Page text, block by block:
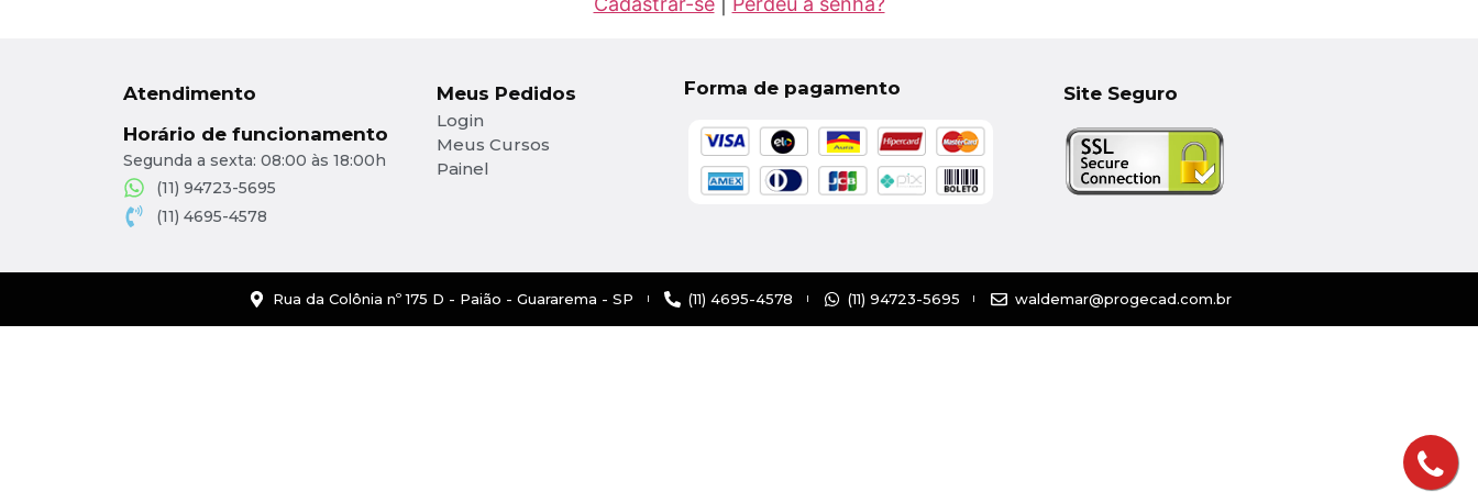
Atendimento
Horário de funcionamento
Segunda a sexta: 08:00 às 18:00h
(11) 94723-5695
(11) 4695-4578
Meus Pedidos
Login
Meus Cursos
Painel
Forma de pagamento Site Seguro
Rua da Colônia nº 175 D - Paião - Guararema - SP (11) 4695-4578 (11) 94723-5695 waldemar@progecad.com.br